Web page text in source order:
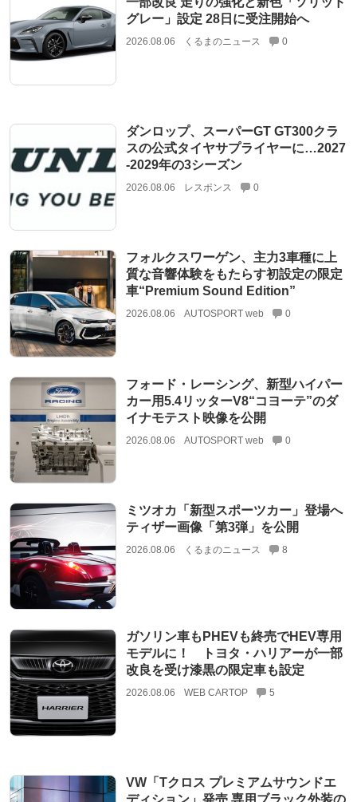
グレー」設定 28日に受注開始へ
2026.08.06 くるまのニュース 0
ダンロップ、スーパーGT GT300クラ
スの公式タイヤサプライヤーに…2027
‐2029年の3シーズン
2026.08.06 レスポンス 0
フォルクスワーゲン、主力3車種に上
質な音響体験をもたらす初設定の限定
車“Premium Sound Edition”
2026.08.06 AUTOSPORT web 0
フォード・レーシング、新型ハイパー
カー用5.4リッターV8“コヨーテ”のダ
イナモテスト映像を公開
2026.08.06 AUTOSPORT web 0
ミツオカ「新型スポーツカー」登場へ
ティザー画像「第3弾」を公開
2026.08.06 くるまのニュース 8
ガソリン車もPHEVも終売でHEV専用
モデルに！ トヨタ・ハリアーが一部
改良を受け漆黒の限定車も設定
2026.08.06 WEB CARTOP 5
VW「Tクロス プレミアムサウンドエ
ディション」発売 専用ブラック外装の